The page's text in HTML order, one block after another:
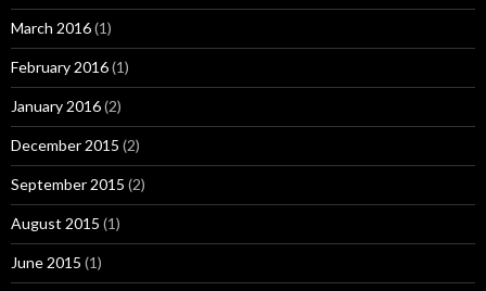
March 2016(1)
February 2016(1)
January 2016(2)
December 2015 (2)
September 2015 (2)
August 2015 (1)
June 2015 (1)